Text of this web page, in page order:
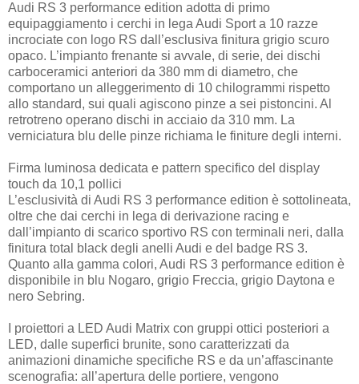
Audi RS 3 performance edition adotta di primo
equipaggiamento i cerchi in lega Audi Sport a 10 razze
incrociate con logo RS dall’esclusiva finitura grigio scuro
opaco. L’impianto frenante si avvale, di serie, dei dischi
carboceramici anteriori da 380 mm di diametro, che
comportano un alleggerimento di 10 chilogrammi rispetto
allo standard, sui quali agiscono pinze a sei pistoncini. Al
retrotreno operano dischi in acciaio da 310 mm. La
verniciatura blu delle pinze richiama le finiture degli interni.
Firma luminosa dedicata e pattern specifico del display
touch da 10,1 pollici
L’esclusività di Audi RS 3 performance edition è sottolineata,
oltre che dai cerchi in lega di derivazione racing e
dall’impianto di scarico sportivo RS con terminali neri, dalla
finitura total black degli anelli Audi e del badge RS 3.
Quanto alla gamma colori, Audi RS 3 performance edition è
disponibile in blu Nogaro, grigio Freccia, grigio Daytona e
nero Sebring.
I proiettori a LED Audi Matrix con gruppi ottici posteriori a
LED, dalle superfici brunite, sono caratterizzati da
animazioni dinamiche specifiche RS e da un’affascinante
scenografia: all’apertura delle portiere, vengono